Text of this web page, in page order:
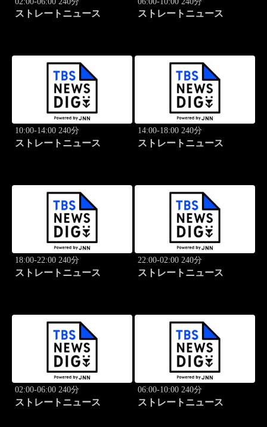
ストレートニュース ストレートニュース
10:00-14:00 240分
ストレートニュース
14:00-18:00 240分
ストレートニュース
18:00-22:00 240分
ストレートニュース
22:00-02:00 240分
ストレートニュース
02:00-06:00 240分
ストレートニュース
06:00-10:00 240分
ストレートニュース